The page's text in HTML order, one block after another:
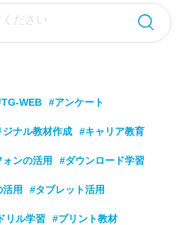
WEB #アンケート
ジナル教材作成 #キャリア教育
ンの活用 #ダウンロード学習
用 #タブレット活用
リル学習 #プリント教材